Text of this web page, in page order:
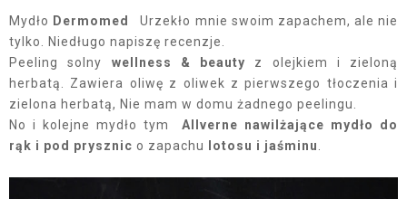
Mydło Dermomed
Urzekło mnie swoim zapachem, ale nie
tylko. Niedługo napiszę recenzje.
Peeling solny wellness & beauty z olejkiem i zieloną
herbatą. Zawiera oliwę z oliwek z pierwszego tłoczenia i
zielona herbatą, Nie mam w domu żadnego peelingu.
No i kolejne mydło tym
Allverne nawilżające mydło do
rąk i pod prysznic o zapachu lotosu i jaśminu